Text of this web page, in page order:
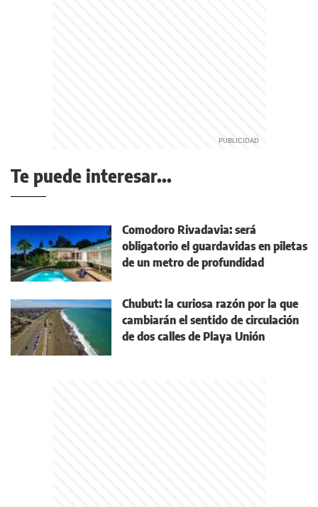
Te puede interesar...
Comodoro Rivadavia: será
obligatorio el guardavidas en piletas
de un metro de profundidad
Chubut: la curiosa razón por la que
cambiarán el sentido de circulación
de dos calles de Playa Unión